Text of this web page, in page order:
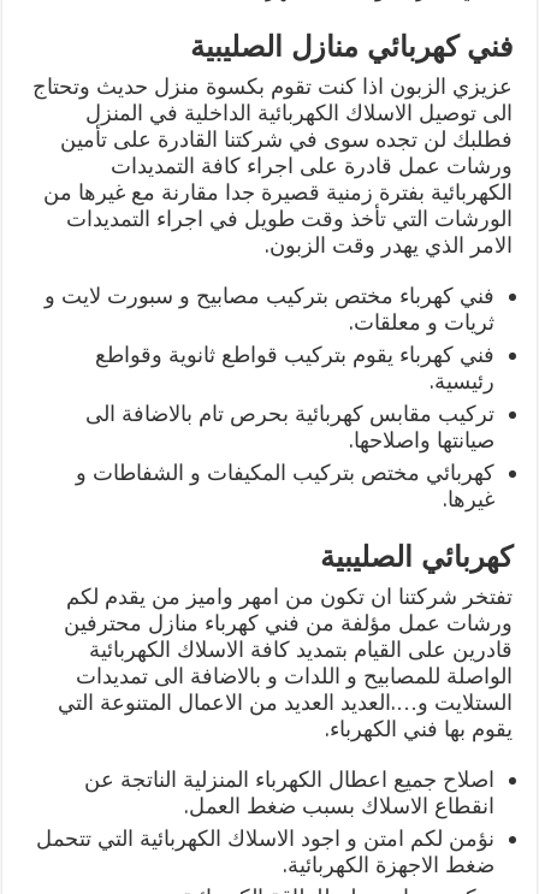
فني كهربائي منازل الصليبية
عزيزي الزبون اذا كنت تقوم بكسوة منزل حديث وتحتاج
الى توصيل الاسلاك الكهربائية الداخلية في المنزل
فطلبك لن تجده سوى في شركتنا القادرة على تأمين
ورشات عمل قادرة على اجراء كافة التمديدات
الكهربائية بفترة زمنية قصيرة جدا مقارنة مع غيرها من
الورشات التي تأخذ وقت طويل في اجراء التمديدات
الامر الذي يهدر وقت الزبون.
فني كهرباء مختص بتركيب مصابيح و سبورت لايت و
ثريات و معلقات.
فني كهرباء يقوم بتركيب قواطع ثانوية وقواطع
رئيسية.
تركيب مقابس كهربائية بحرص تام بالاضافة الى
صيانتها واصلاحها.
كهربائي مختص بتركيب المكيفات و الشفاطات و
غيرها.
كهربائي الصليبية
تفتخر شركتنا ان تكون من امهر واميز من يقدم لكم
ورشات عمل مؤلفة من فني كهرباء منازل محترفين
قادرين على القيام بتمديد كافة الاسلاك الكهربائية
الواصلة للمصابيح و اللدات و بالاضافة الى تمديدات
الستلايت و….العديد العديد من الاعمال المتنوعة التي
يقوم بها فني الكهرباء.
اصلاح جميع اعطال الكهرباء المنزلية الناتجة عن
انقطاع الاسلاك بسبب ضغط العمل.
نؤمن لكم امتن و اجود الاسلاك الكهربائية التي تتحمل
ضغط الاجهزة الكهربائية.